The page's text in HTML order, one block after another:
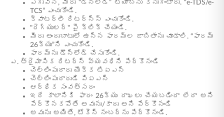
ఎగువన, మీరు “డౌన్‌లోడ్” ట్యాబ్‌ను కనుగొంటారు. “e-TDS/e-
TCS” ఎంచుకోండి.
క్వాటర్లీ రిటర్న్స్ ఎంచుకోండి.
"రెగ్యులర్" పై క్లిక్ చేయండి.
మీరు అందుబాటులో ఉన్న ఫారమ్ల జాబితాను చూడాలి. “ఫారమ్
26క్యు”ని ఎంచుకోండి.
ఫారమ్ను డౌన్లోడ్ చేసుకోండి.
ఎ. త్రైమాసిక రిటర్న్ వ్యవధిని పేర్కొనండి
చెల్లింపుదారు యొక్క టిఏఎన్
చెల్లింపుదారుడి పిఏఎన్
ఆర్థిక సంవత్సరం
ఇదే కాలానికి ఫారం 26క్యు దాఖలు చేయబడిందా లేదా అని
పేర్కొనకపోతే అవును/కాదు అని పేర్కొనండి
అవును అయితే, టోకెన్ నంబర్ను పేర్కొనండి.